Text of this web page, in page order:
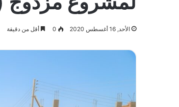
الأحد, 16 أغسطس 2020 0 أقل من دقيقة